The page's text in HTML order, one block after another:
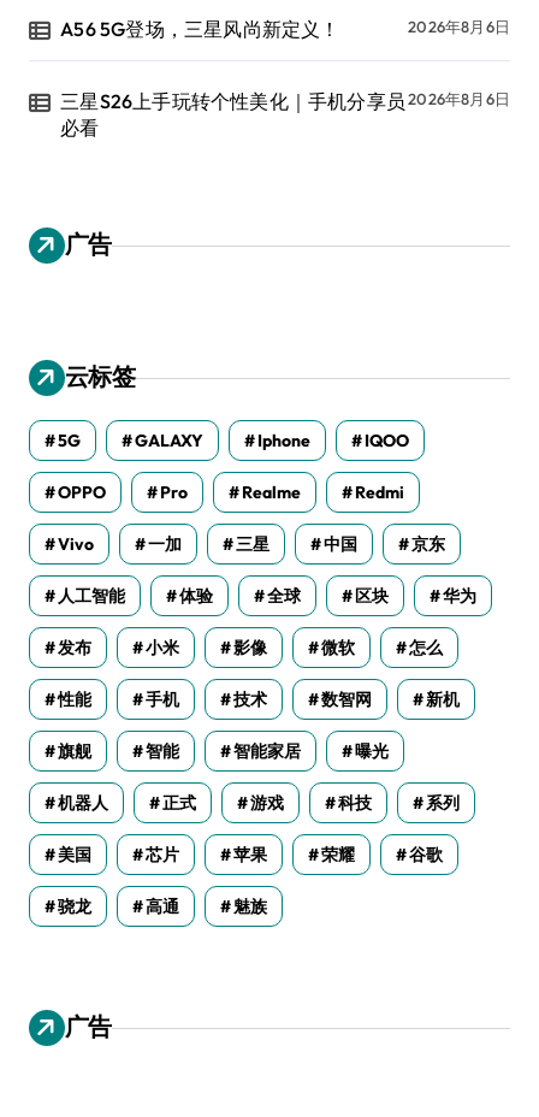
A56 5G登场，三星风尚新定义！ 2026年8月6日
三星S26上手玩转个性美化｜手机分享员
必看
2026年8月6日
广告
云标签
5G GALAXY Iphone IQOO
OPPO Pro Realme Redmi
Vivo 一加 三星 中国 京东
人工智能 体验 全球 区块 华为
发布 小米 影像 微软 怎么
性能 手机 技术 数智网 新机
旗舰 智能 智能家居 曝光
机器人 正式 游戏 科技 系列
美国 芯片 苹果 荣耀 谷歌
骁龙 高通 魅族
广告